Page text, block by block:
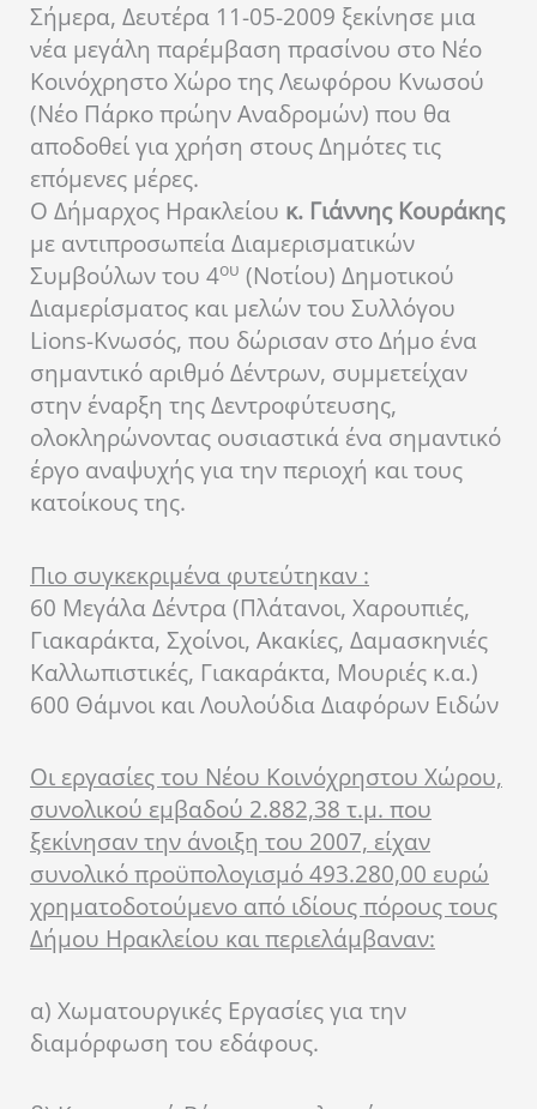
Σήμερα, Δευτέρα 11-05-2009 ξεκίνησε μια
νέα μεγάλη παρέμβαση πρασίνου στο Νέο
Κοινόχρηστο Χώρο της Λεωφόρου Κνωσού
(Νέο Πάρκο πρώην Αναδρομών) που θα
αποδοθεί για χρήση στους Δημότες τις
επόμενες μέρες.
Ο Δήμαρχος Ηρακλείου κ. Γιάννης Κουράκης
με αντιπροσωπεία Διαμερισματικών
Συμβούλων του 4ου (Νοτίου) Δημοτικού
Διαμερίσματος και μελών του Συλλόγου
Lions-Κνωσός, που δώρισαν στο Δήμο ένα
σημαντικό αριθμό Δέντρων, συμμετείχαν
στην έναρξη της Δεντροφύτευσης,
ολοκληρώνοντας ουσιαστικά ένα σημαντικό
έργο αναψυχής για την περιοχή και τους
κατοίκους της.
Πιο συγκεκριμένα φυτεύτηκαν :
60 Μεγάλα Δέντρα (Πλάτανοι, Χαρουπιές,
Γιακαράκτα, Σχοίνοι, Ακακίες, Δαμασκηνιές
Καλλωπιστικές, Γιακαράκτα, Μουριές κ.α.)
600 Θάμνοι και Λουλούδια Διαφόρων Ειδών
Οι εργασίες του Νέου Κοινόχρηστου Χώρου,
συνολικού εμβαδού 2.882,38 τ.μ. που
ξεκίνησαν την άνοιξη του 2007, είχαν
συνολικό προϋπολογισμό 493.280,00 ευρώ
χρηματοδοτούμενο από ιδίους πόρους τους
Δήμου Ηρακλείου και περιελάμβαναν:
α) Χωματουργικές Εργασίες για την
διαμόρφωση του εδάφους.